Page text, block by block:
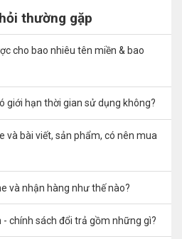
thường gặp
cho bao nhiêu tên miền & bao
giới hạn thời gian sử dụng không?
và bài viết, sản phẩm, có nên mua
và nhận hàng như thế nào?
- chính sách đổi trả gồm những gì?